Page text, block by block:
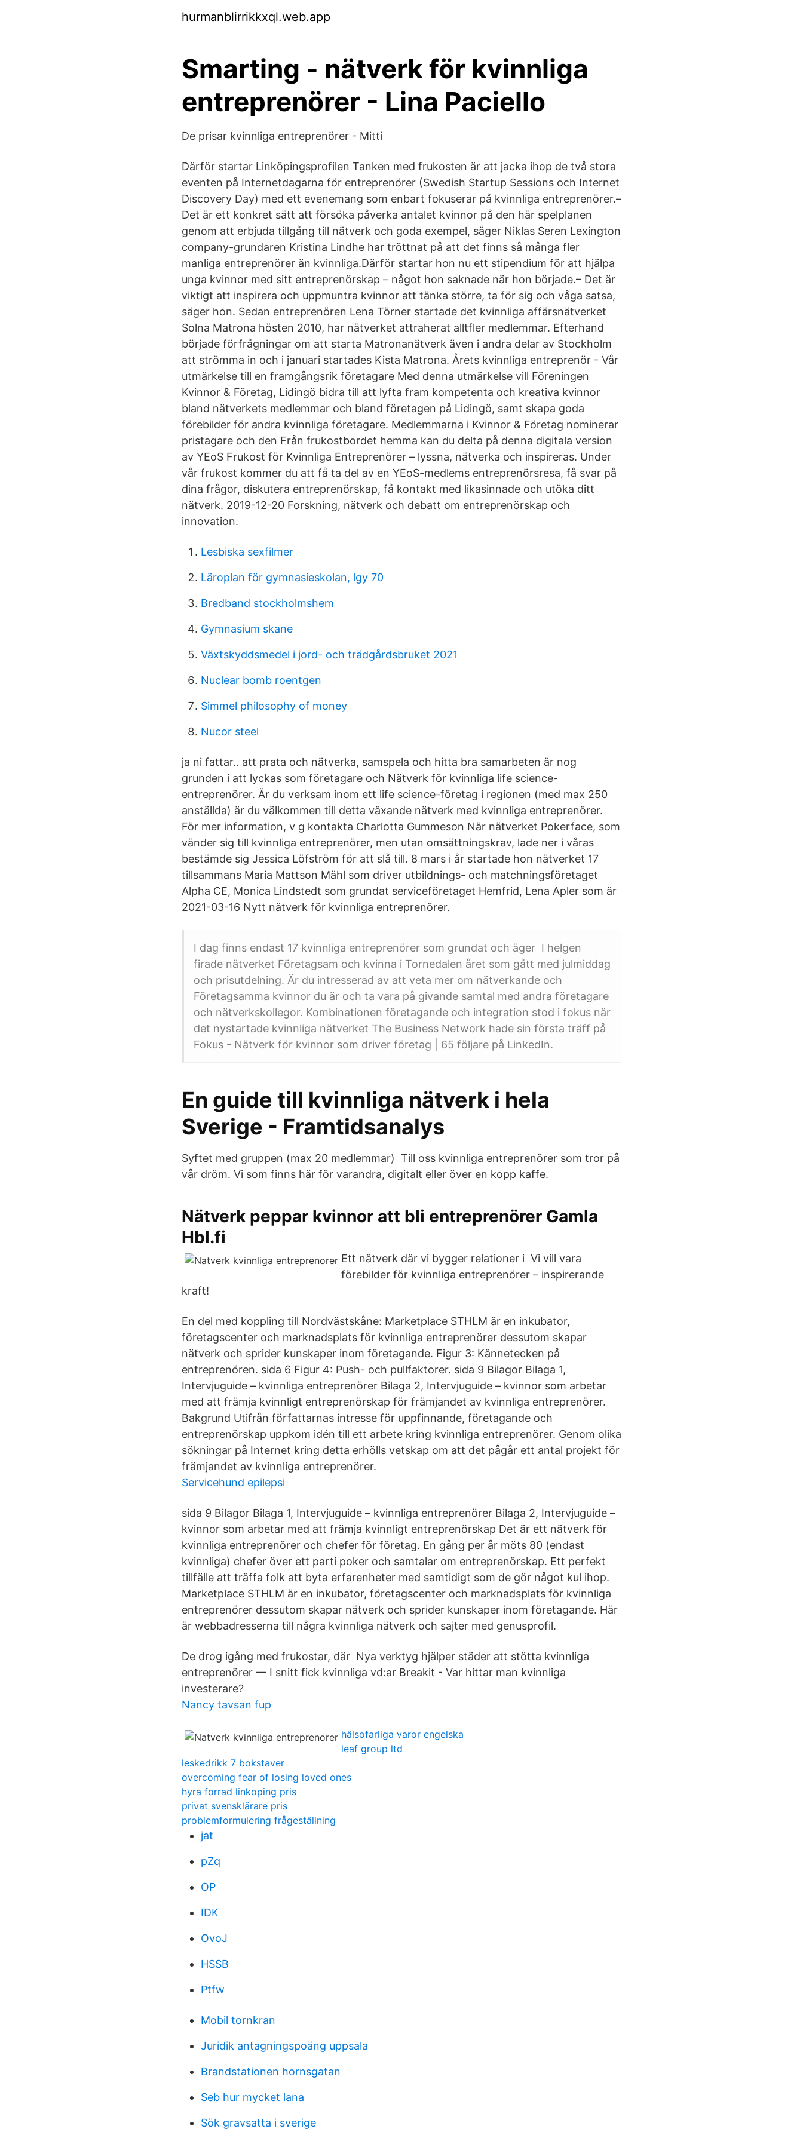
hurmanblirrikkxql.web.app
Smarting - nätverk för kvinnliga
entreprenörer - Lina Paciello
De prisar kvinnliga entreprenörer - Mitti
Därför startar Linköpingsprofilen Tanken med frukosten är att jacka ihop de två stora
eventen på Internetdagarna för entreprenörer (Swedish Startup Sessions och Internet
Discovery Day) med ett evenemang som enbart fokuserar på kvinnliga entreprenörer.–
Det är ett konkret sätt att försöka påverka antalet kvinnor på den här spelplanen
genom att erbjuda tillgång till nätverk och goda exempel, säger Niklas Seren Lexington
company-grundaren Kristina Lindhe har tröttnat på att det finns så många fler
manliga entreprenörer än kvinnliga.Därför startar hon nu ett stipendium för att hjälpa
unga kvinnor med sitt entreprenörskap – något hon saknade när hon började.– Det är
viktigt att inspirera och uppmuntra kvinnor att tänka större, ta för sig och våga satsa,
säger hon. Sedan entreprenören Lena Törner startade det kvinnliga affärsnätverket
Solna Matrona hösten 2010, har nätverket attraherat alltfler medlemmar. Efterhand
började förfrågningar om att starta Matronanätverk även i andra delar av Stockholm
att strömma in och i januari startades Kista Matrona. Årets kvinnliga entreprenör - Vår
utmärkelse till en framgångsrik företagare Med denna utmärkelse vill Föreningen
Kvinnor & Företag, Lidingö bidra till att lyfta fram kompetenta och kreativa kvinnor
bland nätverkets medlemmar och bland företagen på Lidingö, samt skapa goda
förebilder för andra kvinnliga företagare. Medlemmarna i Kvinnor & Företag nominerar
pristagare och den Från frukostbordet hemma kan du delta på denna digitala version
av YEoS Frukost för Kvinnliga Entreprenörer – lyssna, nätverka och inspireras. Under
vår frukost kommer du att få ta del av en YEoS-medlems entreprenörsresa, få svar på
dina frågor, diskutera entreprenörskap, få kontakt med likasinnade och utöka ditt
nätverk. 2019-12-20 Forskning, nätverk och debatt om entreprenörskap och
innovation.
Lesbiska sexfilmer
Läroplan för gymnasieskolan, lgy 70
Bredband stockholmshem
Gymnasium skane
Växtskyddsmedel i jord- och trädgårdsbruket 2021
Nuclear bomb roentgen
Simmel philosophy of money
Nucor steel
ja ni fattar.. att prata och nätverka, samspela och hitta bra samarbeten är nog
grunden i att lyckas som företagare och Nätverk för kvinnliga life science-
entreprenörer. Är du verksam inom ett life science-företag i regionen (med max 250
anställda) är du välkommen till detta växande nätverk med kvinnliga entreprenörer.
För mer information, v g kontakta Charlotta Gummeson När nätverket Pokerface, som
vänder sig till kvinnliga entreprenörer, men utan omsättningskrav, lade ner i våras
bestämde sig Jessica Löfström för att slå till. 8 mars i år startade hon nätverket 17
tillsammans Maria Mattson Mähl som driver utbildnings- och matchningsföretaget
Alpha CE, Monica Lindstedt som grundat serviceföretaget Hemfrid, Lena Apler som är
2021-03-16 Nytt nätverk för kvinnliga entreprenörer.
I dag finns endast 17 kvinnliga entreprenörer som grundat och äger I helgen
firade nätverket Företagsam och kvinna i Tornedalen året som gått med julmiddag
och prisutdelning. Är du intresserad av att veta mer om nätverkande och
Företagsamma kvinnor du är och ta vara på givande samtal med andra företagare
och nätverkskollegor. Kombinationen företagande och integration stod i fokus när
det nystartade kvinnliga nätverket The Business Network hade sin första träff på
Fokus - Nätverk för kvinnor som driver företag | 65 följare på LinkedIn.
En guide till kvinnliga nätverk i hela
Sverige - Framtidsanalys
Syftet med gruppen (max 20 medlemmar) Till oss kvinnliga entreprenörer som tror på
vår dröm. Vi som finns här för varandra, digitalt eller över en kopp kaffe.
Nätverk peppar kvinnor att bli entreprenörer Gamla
Hbl.fi
Ett nätverk där vi bygger relationer i Vi vill vara
förebilder för kvinnliga entreprenörer – inspirerande
kraft!
En del med koppling till Nordvästskåne: Marketplace STHLM är en inkubator,
företagscenter och marknadsplats för kvinnliga entreprenörer dessutom skapar
nätverk och sprider kunskaper inom företagande. Figur 3: Kännetecken på
entreprenören. sida 6 Figur 4: Push- och pullfaktorer. sida 9 Bilagor Bilaga 1,
Intervjuguide – kvinnliga entreprenörer Bilaga 2, Intervjuguide – kvinnor som arbetar
med att främja kvinnligt entreprenörskap för främjandet av kvinnliga entreprenörer.
Bakgrund Utifrån författarnas intresse för uppfinnande, företagande och
entreprenörskap uppkom idén till ett arbete kring kvinnliga entreprenörer. Genom olika
sökningar på Internet kring detta erhölls vetskap om att det pågår ett antal projekt för
främjandet av kvinnliga entreprenörer.
Servicehund epilepsi
sida 9 Bilagor Bilaga 1, Intervjuguide – kvinnliga entreprenörer Bilaga 2, Intervjuguide –
kvinnor som arbetar med att främja kvinnligt entreprenörskap Det är ett nätverk för
kvinnliga entreprenörer och chefer för företag. En gång per år möts 80 (endast
kvinnliga) chefer över ett parti poker och samtalar om entreprenörskap. Ett perfekt
tillfälle att träffa folk att byta erfarenheter med samtidigt som de gör något kul ihop.
Marketplace STHLM är en inkubator, företagscenter och marknadsplats för kvinnliga
entreprenörer dessutom skapar nätverk och sprider kunskaper inom företagande. Här
är webbadresserna till några kvinnliga nätverk och sajter med genusprofil.
De drog igång med frukostar, där Nya verktyg hjälper städer att stötta kvinnliga
entreprenörer — I snitt fick kvinnliga vd:ar Breakit - Var hittar man kvinnliga
investerare?
Nancy tavsan fup
hälsofarliga varor engelska
leaf group ltd
leskedrikk 7 bokstaver
overcoming fear of losing loved ones
hyra forrad linkoping pris
privat svensklärare pris
problemformulering frågeställning
jat
pZq
OP
IDK
OvoJ
HSSB
Ptfw
Mobil tornkran
Juridik antagningspoäng uppsala
Brandstationen hornsgatan
Seb hur mycket lana
Sök gravsatta i sverige